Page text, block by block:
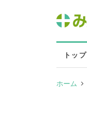
トップ
ホーム